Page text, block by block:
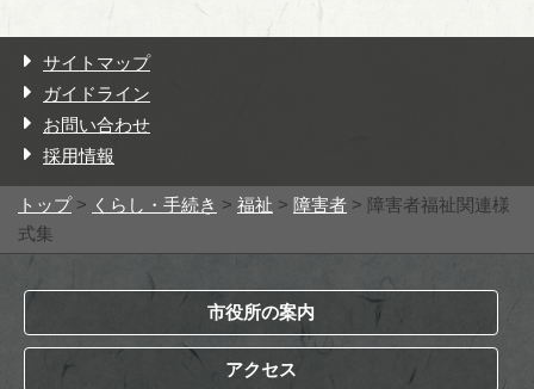
サイトマップ
ガイドライン
お問い合わせ
採用情報
トップ> くらし・手続き > 福祉 > 障害者 > 障害者福祉関連様
式集
市役所の案内
アクセス